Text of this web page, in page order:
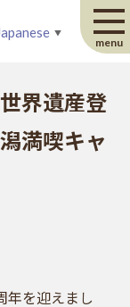
▼
▼
menu
界遺産登
満喫キャ
年を迎えまし